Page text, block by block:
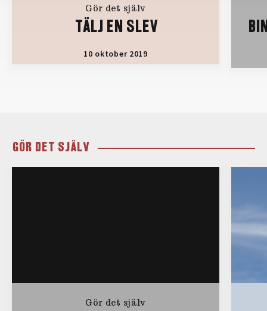
Gör det själv
TÄLJ EN SLEV
10 oktober 2019
GÖR DET SJÄLV
Gör det själv